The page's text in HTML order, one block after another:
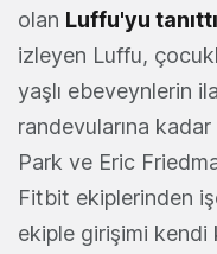
olan Luffu'yu tanıttı
izleyen Luffu,
yaşlı ebeveynlerin
randevularına
Park ve Eric
Fitbit ekiplerinden
ekiple girişimi kendi